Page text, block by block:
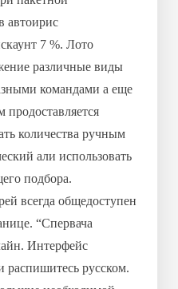
автоирис
7 %. Лото
различные виды
командами а еще
количества ручным
али использовать
подбора.
всегда общедоступен
“Спервача
Интерфейс
распишитесь русском.